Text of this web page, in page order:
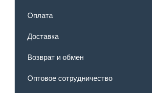
Оплата
Доставка
Возврат и обмен
Оптовое сотрудничество